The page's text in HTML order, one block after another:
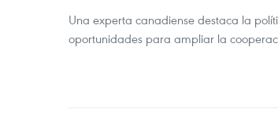
Una experta canadiense destaca la
oportunidades para ampliar la